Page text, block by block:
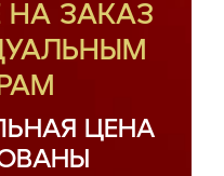
НА ЗАКАЗ
ЦЕНА